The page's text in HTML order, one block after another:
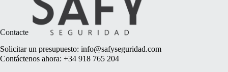
Contacte
Solicitar un presupuesto: info@safyseguridad.com
Contáctenos ahora: +34 918 765 204